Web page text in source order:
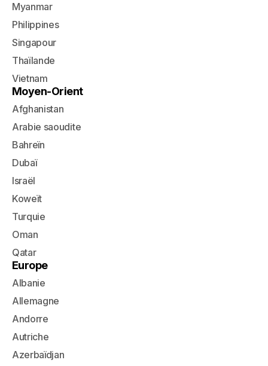
Myanmar
Philippines
Singapour
Thaïlande
Vietnam
Moyen-Orient
Afghanistan
Arabie saoudite
Bahreïn
Dubaï
Israël
Koweït
Turquie
Oman
Qatar
Europe
Albanie
Allemagne
Andorre
Autriche
Azerbaïdjan